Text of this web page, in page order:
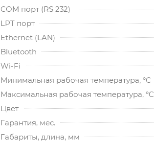
COM порт (RS 232)
LPT порт
Ethernet (LAN)
Bluetooth
Wi-Fi
Минимальная рабочая температура, °C
Максимальная рабочая температура, °C
Цвет
Гарантия, мес.
Габариты, длина, мм